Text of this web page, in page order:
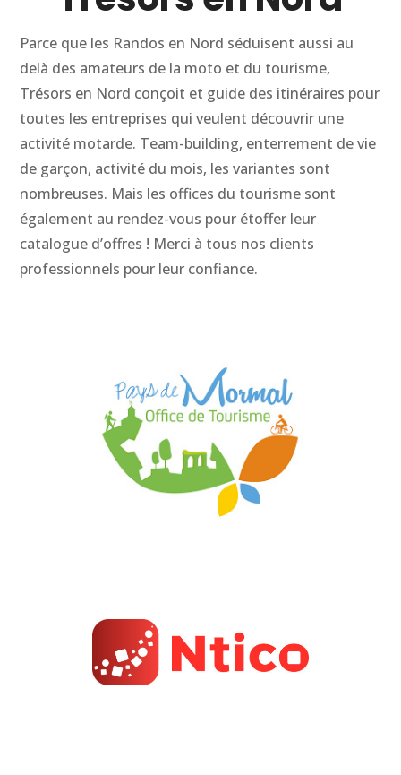
Parce que les Randos en Nord séduisent aussi au
delà des amateurs de la moto et du tourisme,
Trésors en Nord conçoit et guide des itinéraires pour
toutes les entreprises qui veulent découvrir une
activité motarde. Team-building, enterrement de vie
de garçon, activité du mois, les variantes sont
nombreuses. Mais les offices du tourisme sont
également au rendez-vous pour étoffer leur
catalogue d’offres ! Merci à tous nos clients
professionnels pour leur confiance.